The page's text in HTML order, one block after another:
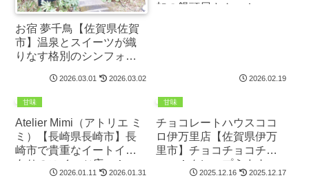
お宿 夢千鳥【佐賀県佐賀
市】温泉とスイーツが織
りなす格別のシンフォニ
2026.03.01 2026.03.02
加の饅頭屋さんっ！
2026.02.19
甘味
Atelier Mimi（アトリエ ミ
ミ）【長崎県長崎市】長
崎市で貴重なイートイン
ありのスイーツ店っ！
2026.01.11 2026.01.31
甘味
チョコレートハウスココ
ロ伊万里店【佐賀県伊万
里市】チョコチョコチョ
コっ！クレープうます
2025.12.16 2025.12.17